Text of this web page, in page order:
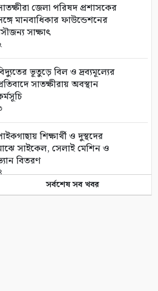
জেলা পরিষদ প্রশাসকের
মানবাধিকার ফাউন্ডেশনের
সাক্ষাৎ
ভূতুড়ে বিল ও দ্রব্যমূল্যের
সাতক্ষীরায় অবস্থান
শিক্ষার্থী ও দুস্থদের
সাইকেল, সেলাই মেশিন ও
বিতরণ
সর্বশেষ সব খবর